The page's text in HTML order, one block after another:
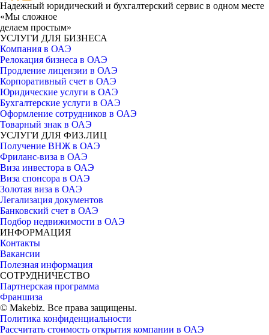
Надежный юридический и бухгалтерский сервис в одном месте
«Мы сложное
делаем простым»
УСЛУГИ ДЛЯ БИЗНЕСА
Компания в ОАЭ
Релокация бизнеса в ОАЭ
Продление лицензии в ОАЭ
Корпоративный счет в ОАЭ
Юридические услуги в ОАЭ
Бухгалтерские услуги в ОАЭ
Оформление сотрудников в ОАЭ
Товарный знак в ОАЭ
УСЛУГИ ДЛЯ ФИЗ.ЛИЦ
Получение ВНЖ в ОАЭ
Фриланс-виза в ОАЭ
Виза инвестора в ОАЭ
Виза спонсора в ОАЭ
Золотая виза в ОАЭ
Легализация документов
Банковский счет в ОАЭ
Подбор недвижимости в ОАЭ
ИНФОРМАЦИЯ
Контакты
Вакансии
Полезная информация
СОТРУДНИЧЕСТВО
Партнерская программа
Франшиза
© Makebiz. Все права защищены.
Политика конфиденциальности
Рассчитать стоимость открытия компании в ОАЭ